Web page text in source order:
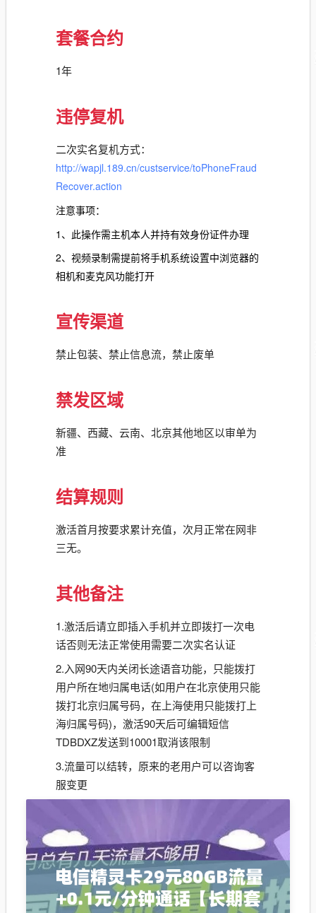
套餐合约
1年
违停复机
二次实名复机方式：
http://wapjl.189.cn/custservice/toPhoneFraud
Recover.action
注意事项：
1、此操作需主机本人并持有效身份证件办理
2、视频录制需提前将手机系统设置中浏览器的
相机和麦克风功能打开
宣传渠道
禁止包装、禁止信息流，禁止废单
禁发区域
新疆、西藏、云南、北京其他地区以审单为
准
结算规则
激活首月按要求累计充值，次月正常在网非
三无。
其他备注
1.激活后请立即插入手机并立即拨打一次电
话否则无法正常使用需要二次实名认证
2.入网90天内关闭长途语音功能，只能拨打
用户所在地归属电话(如用户在北京使用只能
拨打北京归属号码，在上海使用只能拨打上
海归属号码)，激活90天后可编辑短信
TDBDXZ发送到10001取消该限制
3.流量可以结转，原来的老用户可以咨询客
服变更